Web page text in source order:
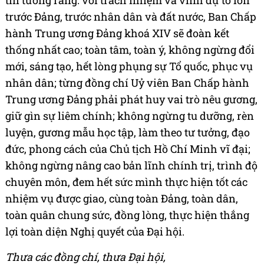
trước Đảng, trước nhân dân và đất nước, Ban Chấp
hành Trung ương Đảng khoá XIV sẽ đoàn kết
thống nhất cao; toàn tâm, toàn ý, không ngừng đổi
mới, sáng tạo, hết lòng phụng sự Tổ quốc, phục vụ
nhân dân; từng đồng chí Uỷ viên Ban Chấp hành
Trung ương Đảng phải phát huy vai trò nêu gương,
giữ gìn sự liêm chính; không ngừng tu dưỡng, rèn
luyện, gương mẫu học tập, làm theo tư tưởng, đạo
đức, phong cách của Chủ tịch Hồ Chí Minh vĩ đại;
không ngừng nâng cao bản lĩnh chính trị, trình độ
chuyên môn, đem hết sức mình thực hiện tốt các
nhiệm vụ được giao, cùng toàn Đảng, toàn dân,
toàn quân chung sức, đồng lòng, thực hiện thắng
lợi toàn diện Nghị quyết của Đại hội.
Thưa các đồng chí, thưa Đại hội,